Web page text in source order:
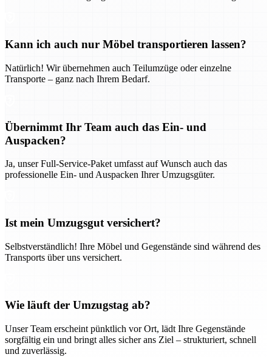
Kann ich auch nur Möbel transportieren lassen?
Natürlich! Wir übernehmen auch Teilumzüge oder einzelne
Transporte – ganz nach Ihrem Bedarf.
Übernimmt Ihr Team auch das Ein- und
Auspacken?
Ja, unser Full-Service-Paket umfasst auf Wunsch auch das
professionelle Ein- und Auspacken Ihrer Umzugsgüter.
Ist mein Umzugsgut versichert?
Selbstverständlich! Ihre Möbel und Gegenstände sind während des
Transports über uns versichert.
Wie läuft der Umzugstag ab?
Unser Team erscheint pünktlich vor Ort, lädt Ihre Gegenstände
sorgfältig ein und bringt alles sicher ans Ziel – strukturiert, schnell
und zuverlässig.